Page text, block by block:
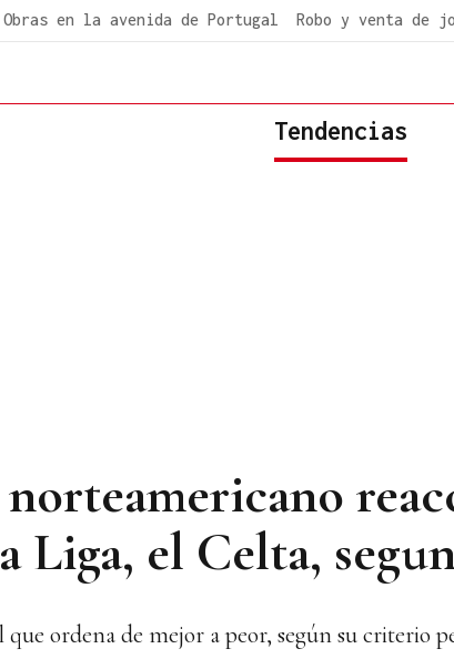
Obras en la avenida de Portugal Robo y venta de
Tendencias
Liga, el Celta,
ordena de mejor a peor, según su criterio